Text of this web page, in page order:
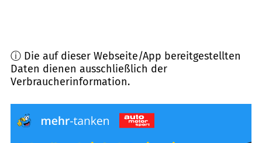
ⓘ Die auf dieser Webseite/App bereitgestellten
Daten dienen ausschließlich der
Verbraucherinformation.